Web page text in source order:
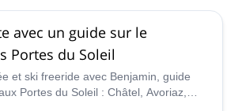
avec un guide sur le
Portes du Soleil
et ski freeride avec Benjamin, guide
Portes du Soleil : Châtel, Avoriaz,